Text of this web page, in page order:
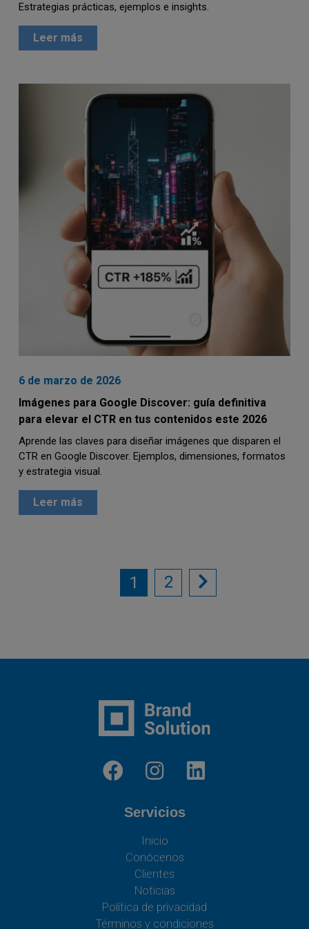
Estrategias prácticas, ejemplos e insights.
Leer más
6 de marzo de 2026
Imágenes para Google Discover: guía definitiva
para elevar el CTR en tus contenidos este 2026
Aprende las claves para diseñar imágenes que disparen el
CTR en Google Discover. Ejemplos, dimensiones, formatos
y estrategia visual.
Leer más
1 2
Servicios
Inicio
Conócenos
Clientes
Noticias
Política de privacidad
Términos y condiciones